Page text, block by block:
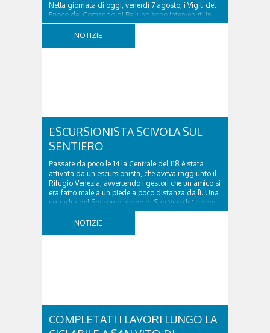
Nella giornata di oggi, venerdì 7 agosto, i Vigili del
Fuoco del Comando di Belluno sono intervenuti in
località Diassa, in Val d’Oten, nel comune di Calalzo
di Cadore, per liberare una strada rimasta bloccata
NOTIZIE
ESCURSIONISTA SCIVOLA SUL
SENTIERO
Passate da poco le 14 la Centrale del 118 è stata
attivata da un escursionista, che aveva raggiunto il
Rifugio Venezia, avvertendo i gestori che un amico si
era fatto male a un piede a poco distanza da lì. Una
squadra del Soccorso alpino di San Vito di Cadore
ha quindi raggiunto l'infortunato...
NOTIZIE
COMPLETATI I LAVORI LUNGO LA